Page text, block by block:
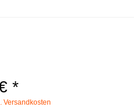
*
Versandkosten